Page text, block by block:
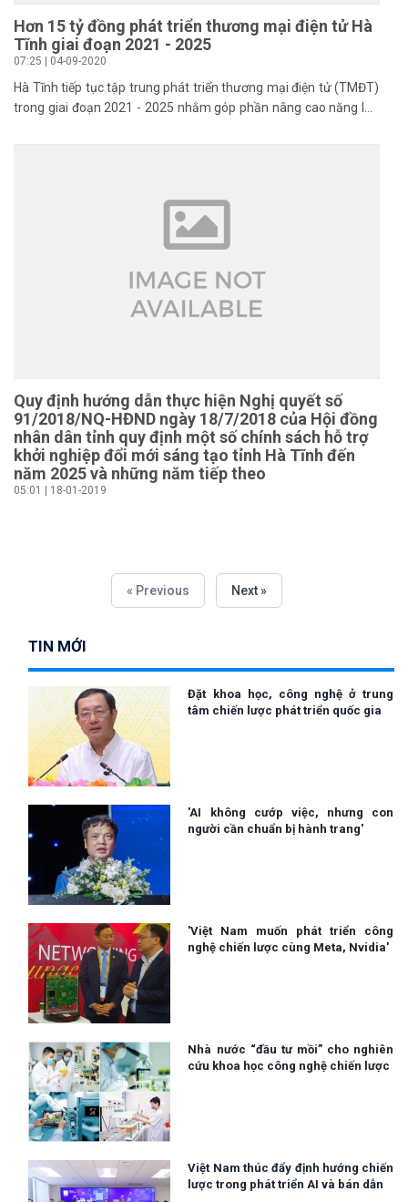
Hơn 15 tỷ đồng phát triển thương mại điện tử Hà
Tĩnh giai đoạn 2021 - 2025
07:25 | 04-09-2020
Hà Tĩnh tiếp tục tập trung phát triển thương mại điện tử (TMĐT)
trong giai đoạn 2021 - 2025 nhằm góp phần nâng cao năng lực
hàng hóa của tỉnh.
Quy định hướng dẫn thực hiện Nghị quyết số
91/2018/NQ-HĐND ngày 18/7/2018 của Hội đồng
nhân dân tỉnh quy định một số chính sách hỗ trợ
khởi nghiệp đổi mới sáng tạo tỉnh Hà Tĩnh đến
năm 2025 và những năm tiếp theo
05:01 | 18-01-2019
« Previous Next »
TIN MỚI
Đặt khoa học, công nghệ ở trung
tâm chiến lược phát triển quốc gia
'AI không cướp việc, nhưng con
người cần chuẩn bị hành trang'
'Việt Nam muốn phát triển công
nghệ chiến lược cùng Meta, Nvidia'
Nhà nước “đầu tư mồi” cho nghiên
cứu khoa học công nghệ chiến lược
Việt Nam thúc đẩy định hướng chiến
lược trong phát triển AI và bán dẫn